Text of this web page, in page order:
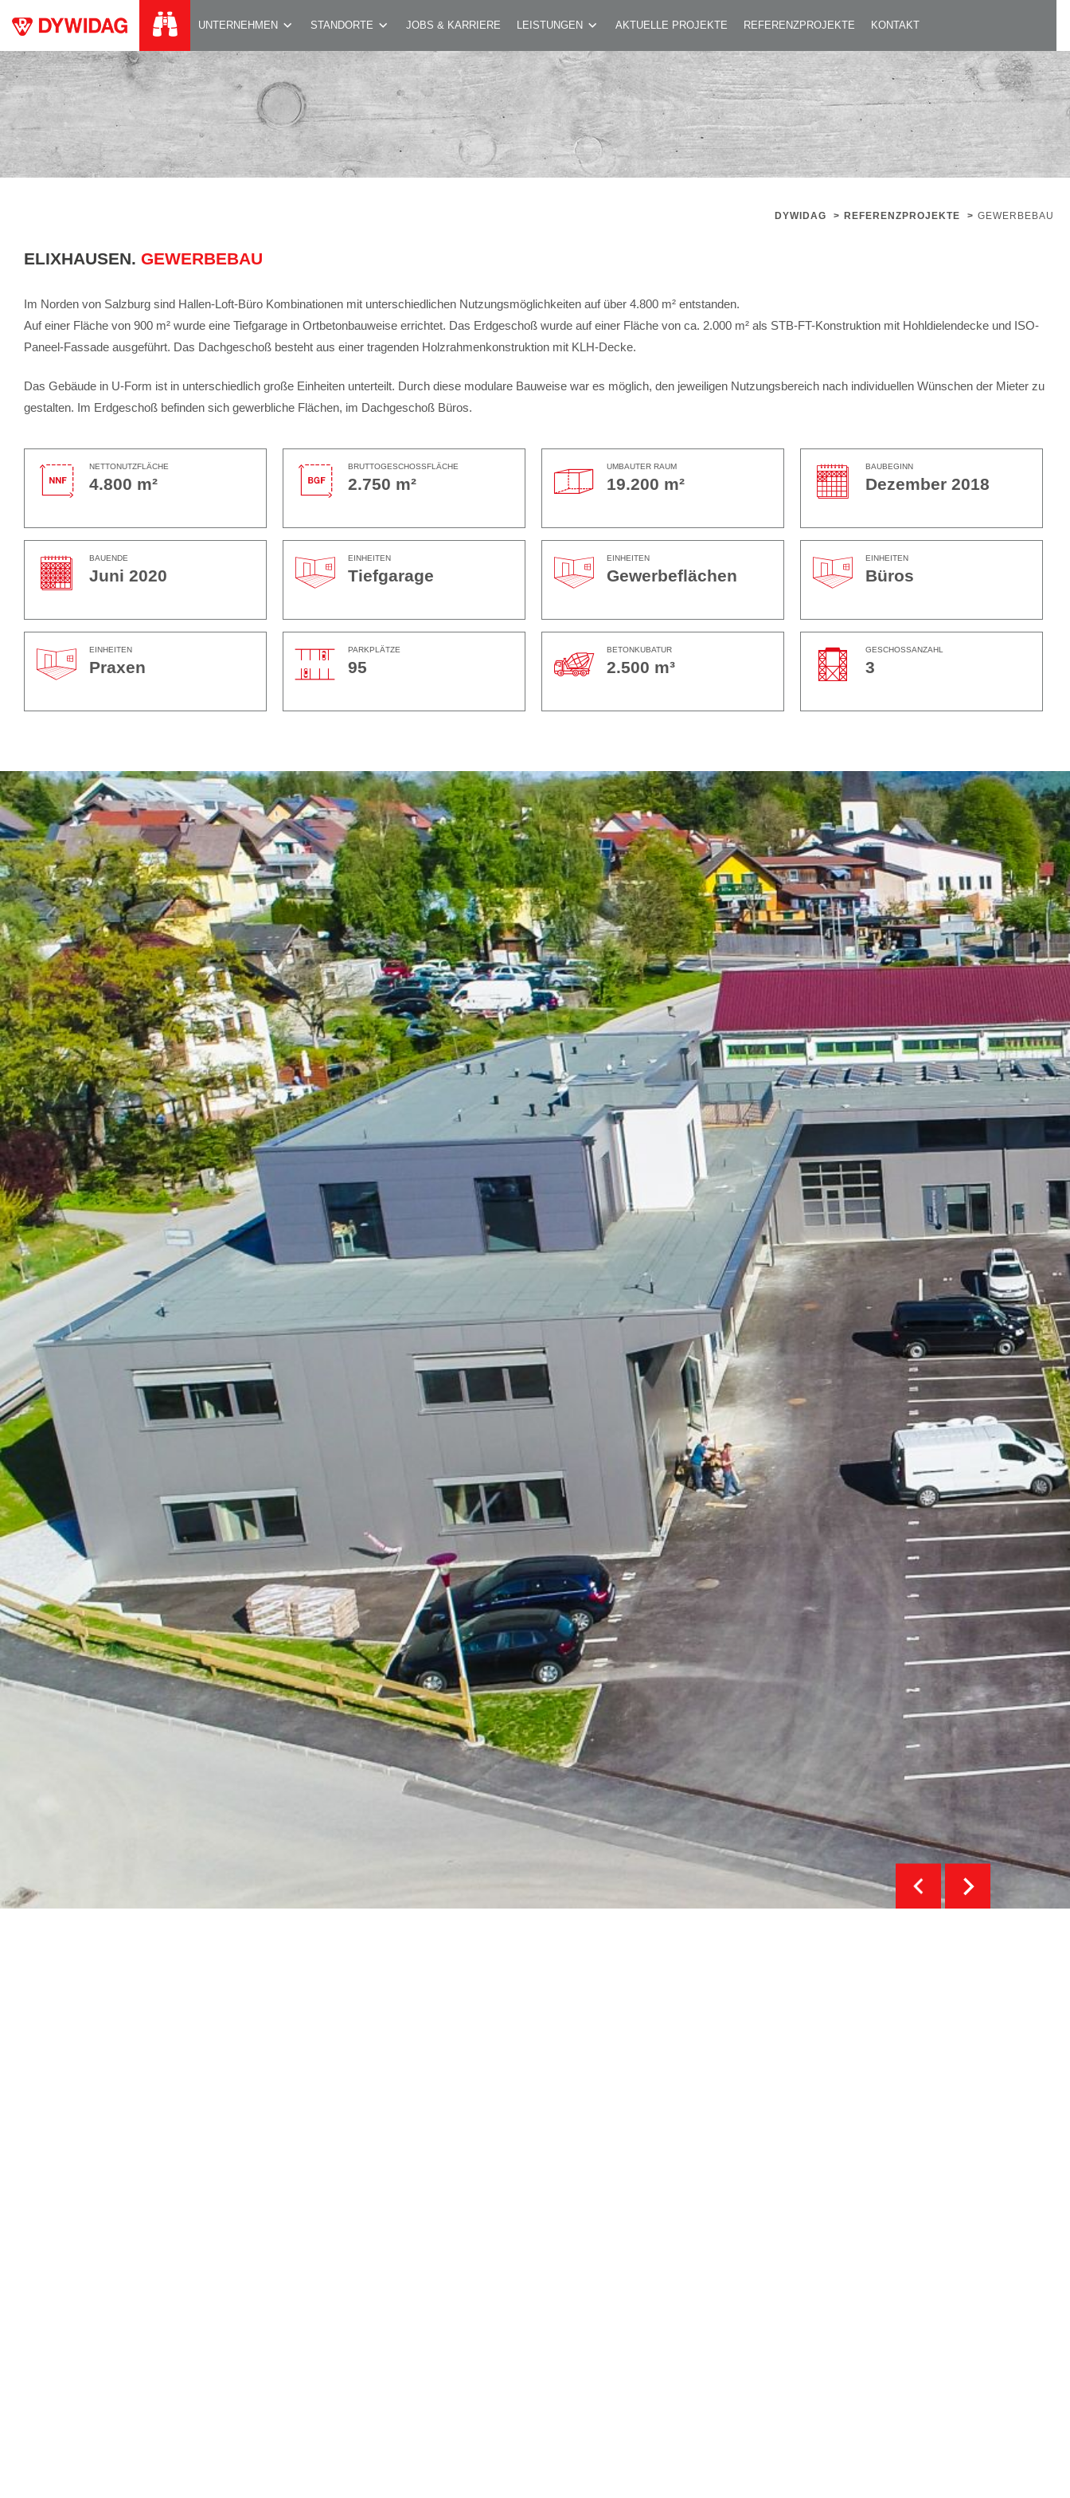
UNTERNEHMEN STANDORTE JOBS & KARRIERE LEISTUNGEN AKTUELLE PROJEKTE REFERENZPROJEKTE KONTAKT
GEWERBEBAU
DYWIDAG > REFERENZPROJEKTE > GEWERBEBAU
ELIXHAUSEN. GEWERBEBAU
Im Norden von Salzburg sind Hallen-Loft-Büro Kombinationen mit unterschiedlichen Nutzungsmöglichkeiten auf über 4.800 m² entstanden.
Auf einer Fläche von 900 m² wurde eine Tiefgarage in Ortbetonbauweise errichtet. Das Erdgeschoß wurde auf einer Fläche von ca. 2.000 m² als STB-FT-Konstruktion mit Hohldielendecke und ISO-
Paneel-Fassade ausgeführt. Das Dachgeschoß besteht aus einer tragenden Holzrahmenkonstruktion mit KLH-Decke.
Das Gebäude in U-Form ist in unterschiedlich große Einheiten unterteilt. Durch diese modulare Bauweise war es möglich, den jeweiligen Nutzungsbereich nach individuellen Wünschen der Mieter zu
gestalten. Im Erdgeschoß befinden sich gewerbliche Flächen, im Dachgeschoß Büros.
NETTONUTZFLÄCHE
4.800 m²
BRUTTOGESCHOSSFLÄCHE
2.750 m²
UMBAUTER RAUM
19.200 m²
BAUBEGINN
Dezember 2018
BAUENDE
Juni 2020
EINHEITEN
Tiefgarage
EINHEITEN
Gewerbeflächen
EINHEITEN
Büros
EINHEITEN
Praxen
PARKPLÄTZE
95
BETONKUBATUR
2.500 m³
GESCHOSSANZAHL
3